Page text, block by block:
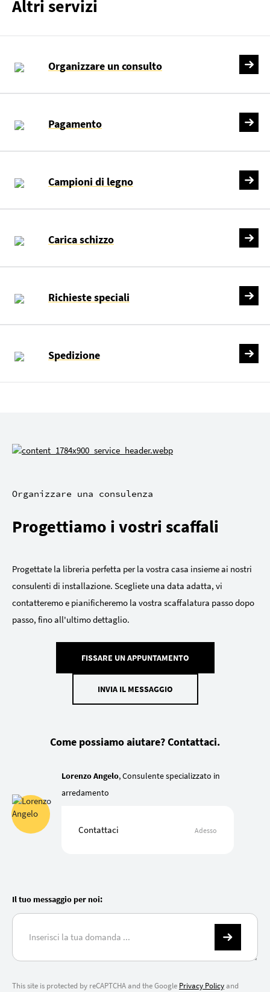
Altri servizi
Organizzare un consulto
Pagamento
Campioni di legno
Carica schizzo
Richieste speciali
Spedizione
Organizzare una consulenza
Progettiamo i vostri scaffali
Progettate la libreria perfetta per la vostra casa insieme ai nostri
consulenti di installazione. Scegliete una data adatta, vi
contatteremo e pianificheremo la vostra scaffalatura passo dopo
passo, fino all'ultimo dettaglio.
FISSARE UN APPUNTAMENTO
INVIA IL MESSAGGIO
Come possiamo aiutare? Contattaci.
Lorenzo Angelo, Consulente specializzato in
arredamento
Contattaci Adesso
Il tuo messaggio per noi:
This site is protected by reCAPTCHA and the Google Privacy Policyand